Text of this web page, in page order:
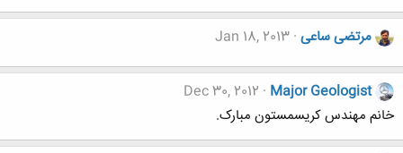
مرتضی ساعی Jan 18, 2013
Major Geologist
Dec 30, 2012
خانم مهندس کریسمستون مبارک.